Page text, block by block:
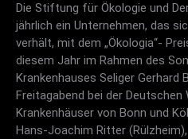
Goldener Baum
ödp-
München, auf dem
29.4.2006 in
Die Stiftung für Ökologie und
jährlich ein Unternehmen, das
verhält, mit dem „Ökologia“-
diesem Jahr im Rahmen des
Krankenhauses Seliger Gerhard
Freitagabend bei der Deutschen
Krankenhäuser von Bonn und
Hans-Joachim Ritter